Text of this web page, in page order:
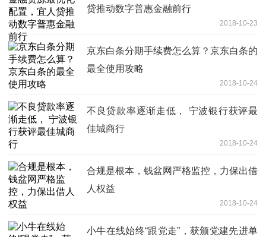
贷推动数字普惠金融前行
2018-10-23
京东白条分期手续费怎么算？京东白条的
最全使用攻略
2018-10-24
不良贷款率逐渐走低， 宁波银行获评最
佳城商行
2018-10-24
合规是根本，钱盆网严格监控，力保出借
人权益
2018-10-24
小牛在线始终“跟党走”，获颁党建先进单